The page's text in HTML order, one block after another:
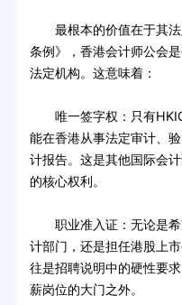
最根本的价值在于其法
条例》，香港会计师公会
法定机构。这意味着：
唯一签字权：只有
能在香港从事法定审计、
计报告。这是其他国际会
的核心权利。
职业准入证：无论是希
计部门，还是担任港股上
往是招聘说明中的硬性要
薪岗位的大门之外。